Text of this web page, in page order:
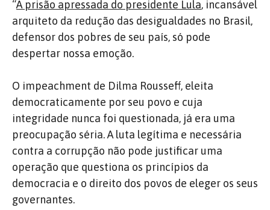
“A prisão apressada do presidente Lula, incansável
arquiteto da redução das desigualdades no Brasil,
defensor dos pobres de seu país, só pode
despertar nossa emoção.
O impeachment de Dilma Rousseff, eleita
democraticamente por seu povo e cuja
integridade nunca foi questionada, já era uma
preocupação séria. A luta legítima e necessária
contra a corrupção não pode justificar uma
operação que questiona os princípios da
democracia e o direito dos povos de eleger os seus
governantes.